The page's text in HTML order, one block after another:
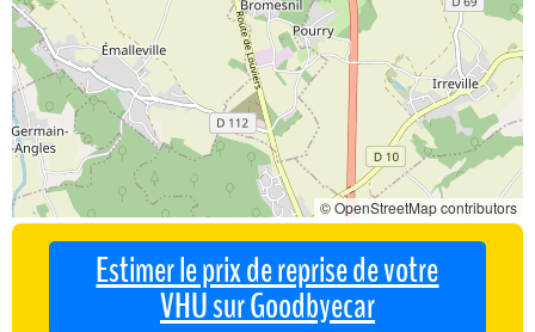
© OpenStreetMap contributors
Estimer le prix de reprise de votre
VHU sur Goodbyecar